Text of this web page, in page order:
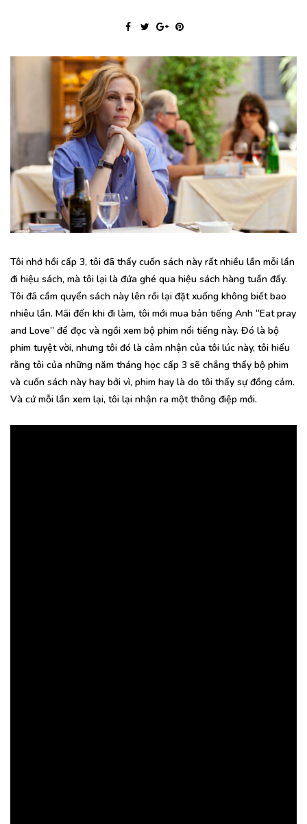
Tôi nhớ hồi cấp 3, tôi đã thấy cuốn sách này rất nhiều lần mỗi lần
đi hiệu sách, mà tôi lại là đứa ghé qua hiệu sách hàng tuần đấy.
Tôi đã cầm quyển sách này lên rồi lại đặt xuống không biết bao
nhiêu lần. Mãi đến khi đi làm, tôi mới mua bản tiếng Anh “Eat pray
and Love” để đọc và ngồi xem bộ phim nổi tiếng này. Đó là bộ
phim tuyệt vời, nhưng tôi đó là cảm nhận của tôi lúc này, tôi hiểu
rằng tôi của những năm tháng học cấp 3 sẽ chẳng thấy bộ phim
và cuốn sách này hay bởi vì, phim hay là do tôi thấy sự đồng cảm.
Và cứ mỗi lần xem lại, tôi lại nhận ra một thông điệp mới.